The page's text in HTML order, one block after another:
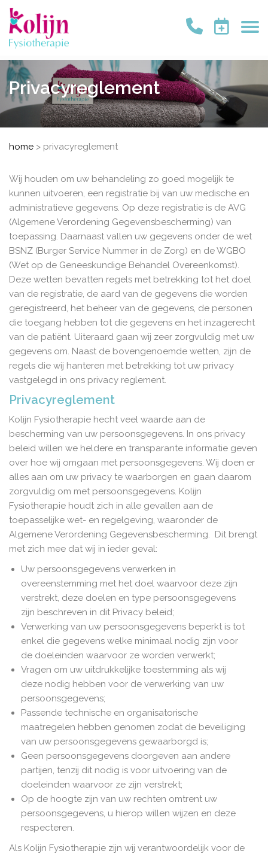
Privacyreglement
home > privacyreglement
Wij houden om uw behandeling zo goed mogelijk te
kunnen uitvoeren, een registratie bij van uw medische en
administratieve gegevens. Op deze registratie is de AVG
(Algemene Verordening Gegevensbescherming) van
toepassing. Daarnaast vallen uw gegevens onder de wet
BSNZ (Burger Service Nummer in de Zorg) en de WGBO
(Wet op de Geneeskundige Behandel Overeenkomst).
Deze wetten bevatten regels met betrekking tot het doel
van de registratie, de aard van de gegevens die worden
geregistreerd, het beheer van de gegevens, de personen
die toegang hebben tot die gegevens en het inzagerecht
van de patiënt. Uiteraard gaan wij zeer zorgvuldig met uw
gegevens om. Naast de bovengenoemde wetten, zijn de
regels die wij hanteren met betrekking tot uw privacy
vastgelegd in ons privacy reglement.
Privacyreglement
Kolijn Fysiotherapie hecht veel waarde aan de
bescherming van uw persoonsgegevens. In ons privacy
beleid willen we heldere en transparante informatie geven
over hoe wij omgaan met persoonsgegevens. Wij doen er
alles aan om uw privacy te waarborgen en gaan daarom
zorgvuldig om met persoonsgegevens. Kolijn
Fysiotherapie houdt zich in alle gevallen aan de
toepasselijke wet- en regelgeving, waaronder de
Algemene Verordening Gegevensbescherming. Dit brengt
met zich mee dat wij in ieder geval:
Uw persoonsgegevens verwerken in
overeenstemming met het doel waarvoor deze zijn
verstrekt, deze doelen en type persoonsgegevens
zijn beschreven in dit Privacy beleid;
Verwerking van uw persoonsgegevens beperkt is tot
enkel die gegevens welke minimaal nodig zijn voor
de doeleinden waarvoor ze worden verwerkt;
Vragen om uw uitdrukkelijke toestemming als wij
deze nodig hebben voor de verwerking van uw
persoonsgegevens;
Passende technische en organisatorische
maatregelen hebben genomen zodat de beveiliging
van uw persoonsgegevens gewaarborgd is;
Geen persoonsgegevens doorgeven aan andere
partijen, tenzij dit nodig is voor uitvoering van de
doeleinden waarvoor ze zijn verstrekt;
Op de hoogte zijn van uw rechten omtrent uw
persoonsgegevens, u hierop willen wijzen en deze
respecteren.
Als Kolijn Fysiotherapie zijn wij verantwoordelijk voor de